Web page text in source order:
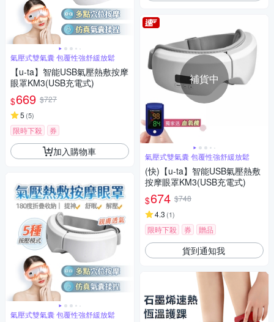
氣壓式雙氣囊 包覆性強舒緩放鬆
【u-ta】智能USB氣壓熱敷按摩
眼罩KM3(USB充電式)
$669 $727
5 (5)
限時下殺 券
加入購物車
氣壓式雙氣囊 包覆性強舒緩放鬆
補貨中
氣壓式雙氣囊 包覆性強舒緩放鬆
(快)【u-ta】智能USB氣壓熱敷
按摩眼罩KM3(USB充電式)
$674 $748
4.3 (1)
限時下殺 券 贈品
貨到通知我